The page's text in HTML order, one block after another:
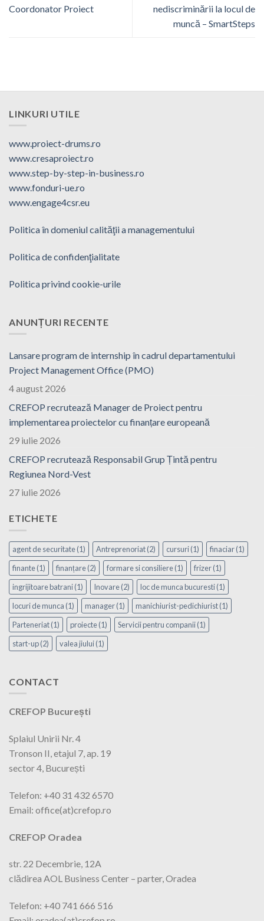
Coordonator Proiect
nediscriminării la locul de
muncă – SmartSteps
LINKURI UTILE
www.proiect-drums.ro
www.cresaproiect.ro
www.step-by-step-in-business.ro
www.fonduri-ue.ro
www.engage4csr.eu
Politica în domeniul calităţii a managementului
Politica de confidenţialitate
Politica privind cookie-urile
ANUNȚURI RECENTE
Lansare program de internship în cadrul departamentului
Project Management Office (PMO)
4 august 2026
CREFOP recrutează Manager de Proiect pentru
implementarea proiectelor cu finanțare europeană
29 iulie 2026
CREFOP recrutează Responsabil Grup Țintă pentru
Regiunea Nord-Vest
27 iulie 2026
ETICHETE
agent de securitate(1) Antreprenoriat(2) cursuri(1) finaciar(1)
finante(1) finanțare(2) formare si consiliere(1) frizer(1)
ingrijitoare batrani(1) Inovare(2) loc de munca bucuresti(1)
locuri de munca (1) manager(1) manichiurist-pedichiurist(1)
Parteneriat(1) proiecte(1) Servicii pentru companii(1)
start-up(2) valea jiului(1)
CONTACT
CREFOP București
Splaiul Unirii Nr. 4
Tronson II, etajul 7, ap. 19
sector 4, București
Telefon: +40 31 432 6570
Email: office(at)crefop.ro
CREFOP Oradea
str. 22 Decembrie, 12A
clădirea AOL Business Center – parter, Oradea
Telefon: +40 741 666 516